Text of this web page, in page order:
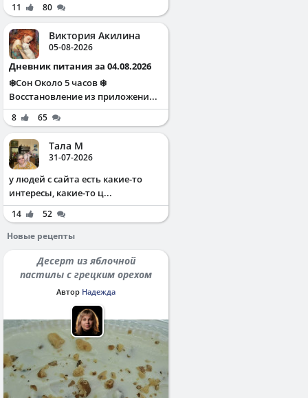
11 80
Виктория Акилина
05-08-2026
Дневник питания за 04.08.2026
❄️Сон Около 5 часов ❄️
Восстановление из приложени...
8 65
Тала М
31-07-2026
у людей с сайта есть какие-то
интересы, какие-то ц...
14
52
Новые рецепты
Десерт из яблочной
пастилы с грецким орехом
Автор Надежда